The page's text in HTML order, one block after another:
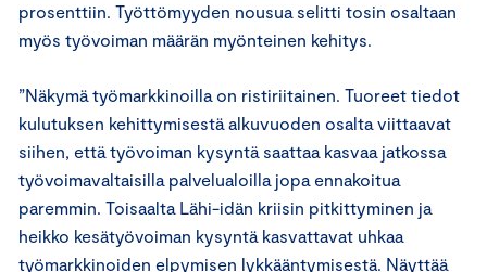
prosenttiin. Työttömyyden nousua selitti tosin osaltaan
myös työvoiman määrän myönteinen kehitys.
”Näkymä työmarkkinoilla on ristiriitainen. Tuoreet tiedot
kulutuksen kehittymisestä alkuvuoden osalta viittaavat
siihen, että työvoiman kysyntä saattaa kasvaa jatkossa
työvoimavaltaisilla palvelualoilla jopa ennakoitua
paremmin. Toisaalta Lähi-idän kriisin pitkittyminen ja
heikko kesätyövoiman kysyntä kasvattavat uhkaa
työmarkkinoiden elpymisen lykkääntymisestä. Näyttää